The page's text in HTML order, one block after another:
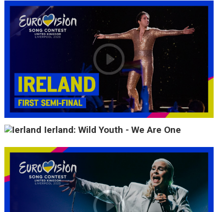
Ierland: Wild Youth - We Are One